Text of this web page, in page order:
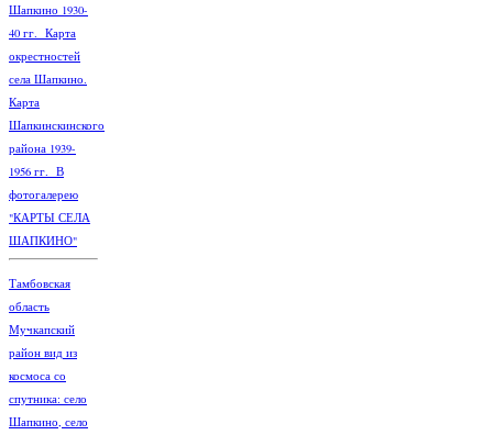
Шапкино 1930-
40 гг. Карта
окрестностей
села Шапкино.
Карта
Шапкинскинского
района 1939-
1956 гг. В
фотогалерею
"КАРТЫ СЕЛА
ШАПКИНО"
Тамбовская
область
Мучкапский
район вид из
космоса со
спутника: село
Шапкино, село